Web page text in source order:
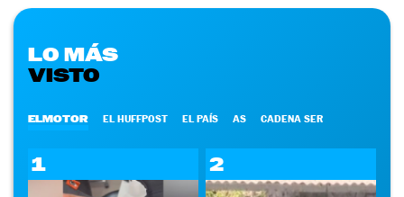
LO MÁS
VISTO
ELMOTOR EL HUFFPOST EL PAÍS AS CADENA SER
1 2